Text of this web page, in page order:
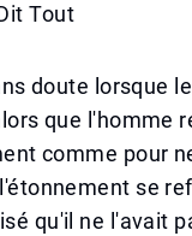
Tout
doute lorsque
que l'homme
comme pour
se
qu'il ne l'avait